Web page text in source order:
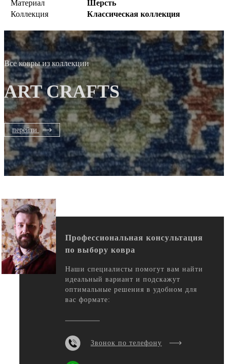
Материал
Шерсть
Коллекция
Классическая коллекция
Все ковры из коллекции
ART CRAFTS
перейти
Профессиональная консультация
по выбору ковра
Наши специалисты помогут вам найти
идеальный вариант и подскажут
оптимальные решения в удобном для
вас формате:
Звонок по телефону